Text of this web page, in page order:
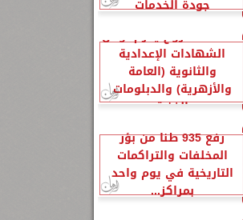
جودة الخدمات
محافظ مطروح يكرم أوائل
الشهادات الإعدادية
والثانوية (العامة
والأزهرية) والدبلومات
الفنية
رفع 935 طنًا من بؤر
المخلفات والتراكمات
التاريخية في يوم واحد
بمراكز...